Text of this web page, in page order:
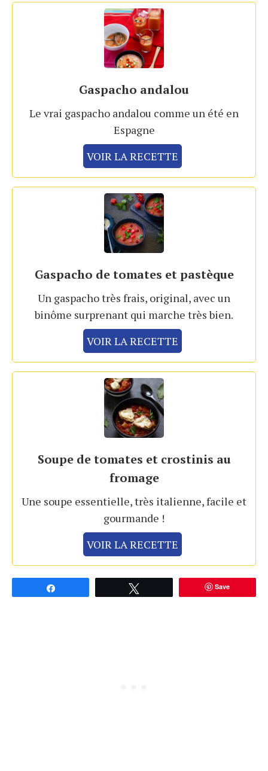
Gaspacho andalou
Le vrai gaspacho andalou comme un été en
Espagne
VOIR LA RECETTE
Gaspacho de tomates et pastèque
Un gaspacho très frais, original, avec un
binôme surprenant qui marche très bien.
VOIR LA RECETTE
Soupe de tomates et crostinis au
fromage
Une soupe essentielle, très italienne, facile et
gourmande !
VOIR LA RECETTE
Save